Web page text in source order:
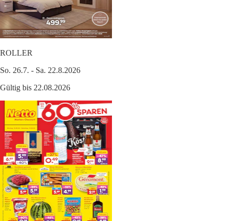
ROLLER
So. 26.7. - Sa. 22.8.2026
Gültig bis 22.08.2026